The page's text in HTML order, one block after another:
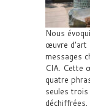
Nous
œuvre d'art
messages
CIA. Cette
quatre
seules trois
déchiffrées.